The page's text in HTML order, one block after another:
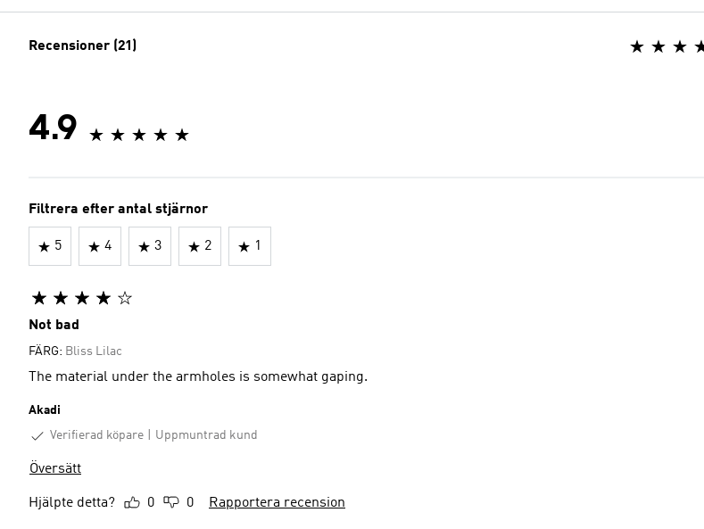
Recensioner (21)
4.9
Filtrera efter antal stjärnor
5 4 3 2 1
Not bad
FÄRG: Bliss Lilac
The material under the armholes is somewhat gaping.
Akadi
Verifierad köpare
Uppmuntrad kund
Översätt
Hjälpte detta? 0 0 Rapportera recension